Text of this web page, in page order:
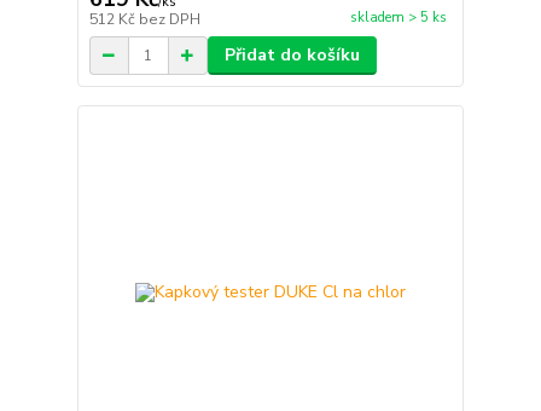
512 Kč bez DPH skladem > 5 ks
Přidat do košíku